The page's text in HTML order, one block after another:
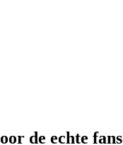
de echte fans